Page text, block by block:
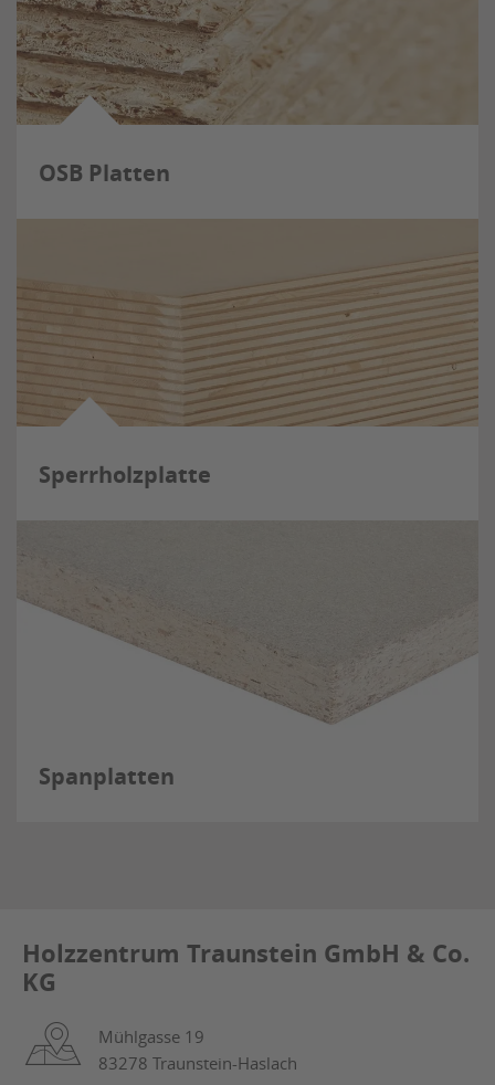
OSB Platten
Sperrholzplatte
Spanplatten
Holzzentrum Traunstein GmbH & Co.
KG
Mühlgasse 19
83278 Traunstein-Haslach